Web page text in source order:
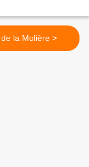
Tour de la Molière >